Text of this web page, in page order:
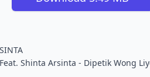
Shinta Arsinta - Dipetik Wong